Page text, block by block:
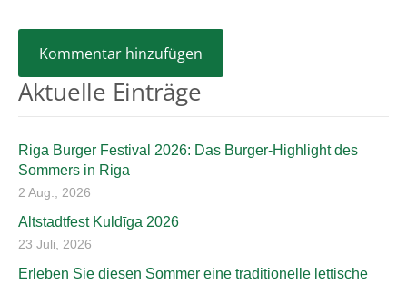
Aktuelle Einträge
Riga Burger Festival 2026: Das Burger-Highlight des
Sommers in Riga
2 Aug., 2026
Altstadtfest Kuldīga 2026
23 Juli, 2026
Erleben Sie diesen Sommer eine traditionelle lettische